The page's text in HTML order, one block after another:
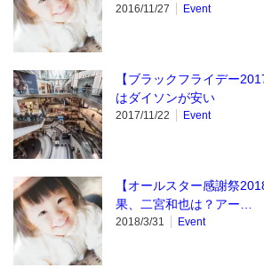
2016/11/27 Event
【ブラックフライデー
はダイソンが安い
2017/11/22 Event
【オールスター感謝祭
果、二宮和也は？アー…
2018/3/31 Event